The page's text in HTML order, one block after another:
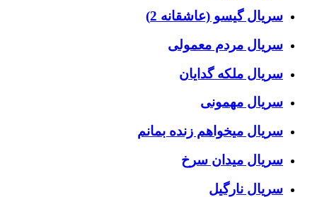
سریال گیسو (عاشقانه 2)
سریال مردم معمولی
سریال ملکه گدایان
سریال مهمونی
سریال میخواهم زنده بمانم
سریال میدان سرخ
سریال نارگیل